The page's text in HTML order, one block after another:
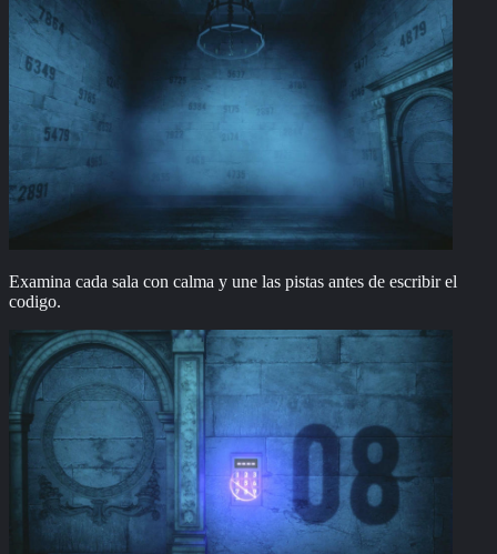
Examina cada sala con calma y une las pistas antes de escribir el
codigo.